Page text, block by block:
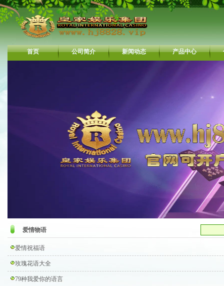
首页 公司简介 新闻动态 产品中心
爱情物语
爱情祝福语
玫瑰花语大全
79种我爱你的语言